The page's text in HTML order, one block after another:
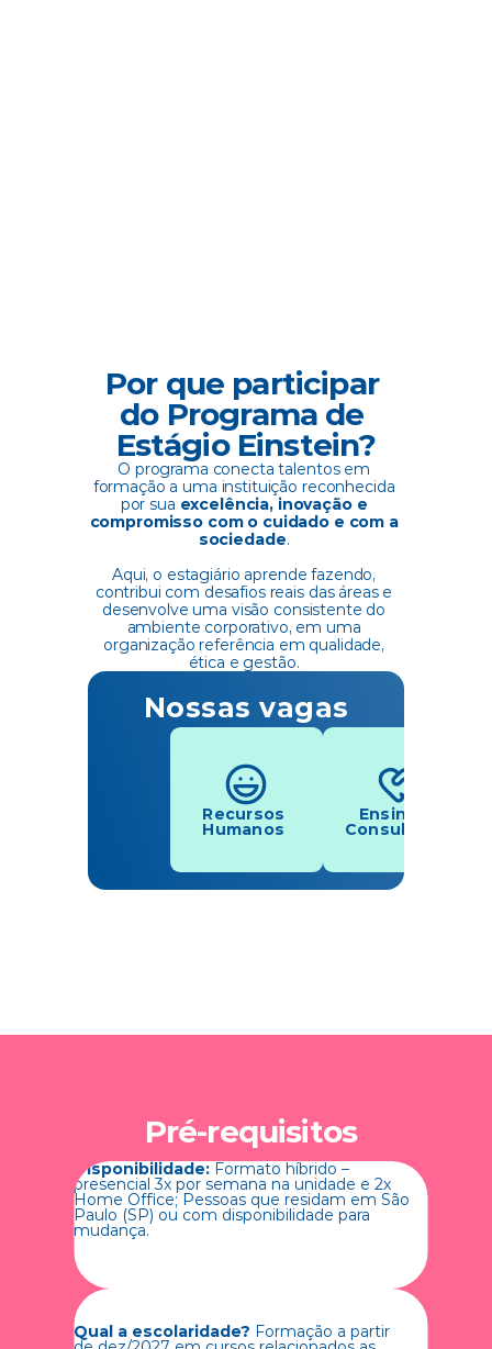
Por que participar
do Programa de
Estágio Einstein?
O programa conecta talentos em
formação a uma instituição reconhecida
por sua excelência, inovação e
compromisso com o cuidado e com a
sociedade.
Aqui, o estagiário aprende fazendo,
contribui com desafios reais das áreas e
desenvolve uma visão consistente do
ambiente corporativo, em uma
organização referência em qualidade,
ética e gestão.
Nossas vagas
Recursos
Humanos
Ensino e
Consultoria
Pré-requisitos
Disponibilidade: Formato híbrido –
presencial 3x por semana na unidade e 2x
Home Office; Pessoas que residam em São
Paulo (SP) ou com disponibilidade para
mudança.
Qual a escolaridade? Formação a partir